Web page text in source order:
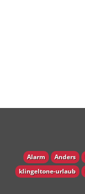
Alarm Anders
klingeltone-urlaub